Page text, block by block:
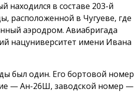
находился в составе 203-й
расположенной в Чугуеве, где
аэродром. Авиабригада
нацуниверситет имени Ивана
был один. Его бортовой номер
— Ан-26Ш, заводской номер —